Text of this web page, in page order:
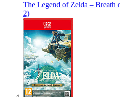
The Legend of Zelda – Breath
2)